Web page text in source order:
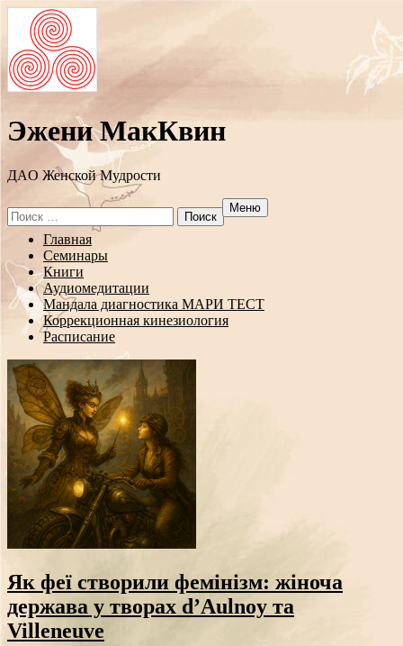
Эжени МакКвин
ДAO Женской Мудрости
Search
for:
Меню
Перейти
содержанию
Главная
Семинары
Книги
Аудиомедитации
Мандала диагностика МАРИ ТЕСТ
Коррекционная кинезиология
Расписание
Як феї створили фемінізм: жіноча
держава у творах d’Aulnoy та
Villeneuve